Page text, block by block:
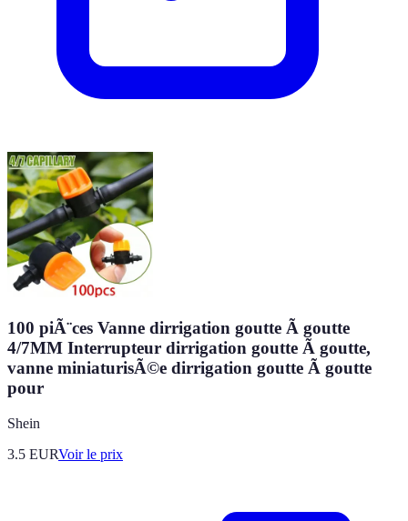
100 piÃ¨ces Vanne dirrigation goutte Ã goutte
4/7MM Interrupteur dirrigation goutte Ã goutte,
vanne miniaturisÃ©e dirrigation goutte Ã goutte
pour
Shein
3.5 EURVoir le prix